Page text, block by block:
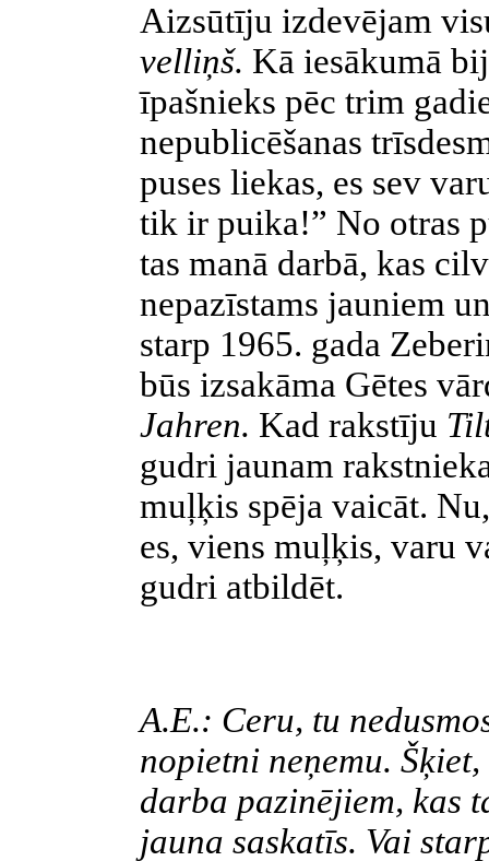
Aizsūtīju izdevējam
velliņš. Kā iesākumā
īpašnieks pēc trim
nepublicēšanas
puses liekas, es sev
tik ir puika!” No otras
tas manā darbā, kas
nepazīstams jauniem
starp 1965. gada
būs izsakāma Gētes
Jahren. Kad rakstīju
gudri jaunam
muļķis spēja vaicāt.
es, viens muļķis, varu
gudri atbildēt.
A.E.: Ceru, tu
nopietni neņemu.
darba pazinējiem, kas
jauna saskatīs. Vai